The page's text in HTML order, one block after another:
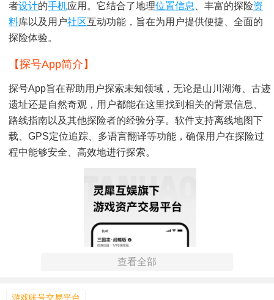
者设计的手机应用。它结合了地理位置信息 、丰富的探险资
料库以及用户社区互动功能，旨在为用户提供便捷、全面的
探险体验。
【探号app简介】
探号App旨在帮助用户探索未知领域，无论是山川湖海、古迹
遗址还是自然奇观，用户都能在这里找到相关的背景信息、
路线指南以及其他探险者的经验分享。软件支持离线地图下
载、GPS定位追踪、多语言翻译等功能，确保用户在探险过
程中能够安全、高效地进行探索。
查看全部
游戏账号交易平台